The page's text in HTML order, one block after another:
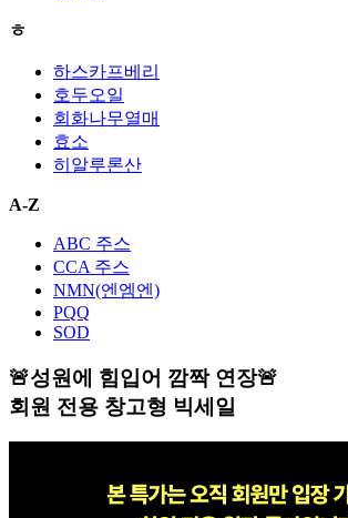
ㅎ
하스카프베리
호두오일
회화나무열매
효소
히알루론산
A-Z
ABC 주스
CCA 주스
NMN(엔엠엔)
PQQ
SOD
🚨성원에 힘입어 깜짝 연장🚨
회원 전용 창고형 빅세일